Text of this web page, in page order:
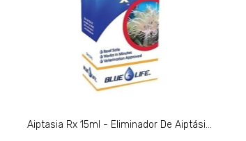
Aiptasia Rx 15ml - Eliminador De Aiptási...